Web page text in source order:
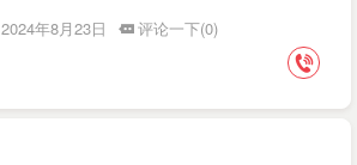
2024年8月23日
评论一下(0)